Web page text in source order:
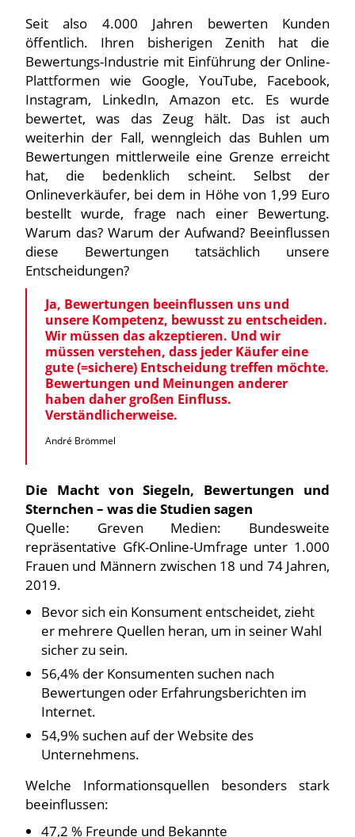
Seit also 4.000 Jahren bewerten Kunden
öffentlich. Ihren bisherigen Zenith hat die
Bewertungs-Industrie mit Einführung der Online-
Plattformen wie Google, YouTube, Facebook,
Instagram, LinkedIn, Amazon etc. Es wurde
bewertet, was das Zeug hält. Das ist auch
weiterhin der Fall, wenngleich das Buhlen um
Bewertungen mittlerweile eine Grenze erreicht
hat, die bedenklich scheint. Selbst der
Onlineverkäufer, bei dem in Höhe von 1,99 Euro
bestellt wurde, frage nach einer Bewertung.
Warum das? Warum der Aufwand? Beeinflussen
diese Bewertungen tatsächlich unsere
Entscheidungen?
Ja, Bewertungen beeinflussen uns und
unsere Kompetenz, bewusst zu entscheiden.
Wir müssen das akzeptieren. Und wir
müssen verstehen, dass jeder Käufer eine
gute (=sichere) Entscheidung treffen möchte.
Bewertungen und Meinungen anderer
haben daher großen Einfluss.
Verständlicherweise.
André Brömmel
Die Macht von Siegeln, Bewertungen und
Sternchen – was die Studien sagen
Quelle: Greven Medien: Bundesweite
repräsentative GfK-Online-Umfrage unter 1.000
Frauen und Männern zwischen 18 und 74 Jahren,
2019.
Bevor sich ein Konsument entscheidet, zieht
er mehrere Quellen heran, um in seiner Wahl
sicher zu sein.
56,4% der Konsumenten suchen nach
Bewertungen oder Erfahrungsberichten im
Internet.
54,9% suchen auf der Website des
Unternehmens.
Welche Informationsquellen besonders stark
beeinflussen:
47,2 % Freunde und Bekannte